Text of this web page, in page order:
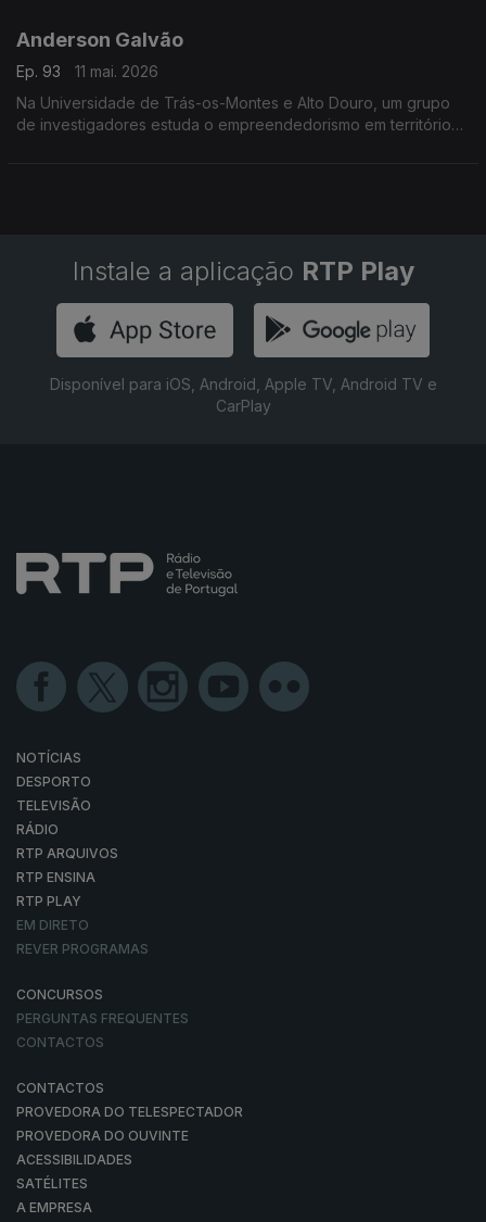
Anderson Galvão
Ep. 93
11 mai. 2026
Na Universidade de Trás-os-Montes e Alto Douro, um grupo
de investigadores estuda o empreendedorismo em territórios
Instale a aplicação RTP Play
Disponível para iOS, Android, Apple TV, Android TV e
CarPlay
NOTÍCIAS
DESPORTO
TELEVISÃO
RÁDIO
RTP ARQUIVOS
RTP ENSINA
RTP PLAY
EM DIRETO
REVER PROGRAMAS
CONCURSOS
PERGUNTAS FREQUENTES
CONTACTOS
CONTACTOS
PROVEDORA DO TELESPECTADOR
PROVEDORA DO OUVINTE
ACESSIBILIDADES
SATÉLITES
A EMPRESA